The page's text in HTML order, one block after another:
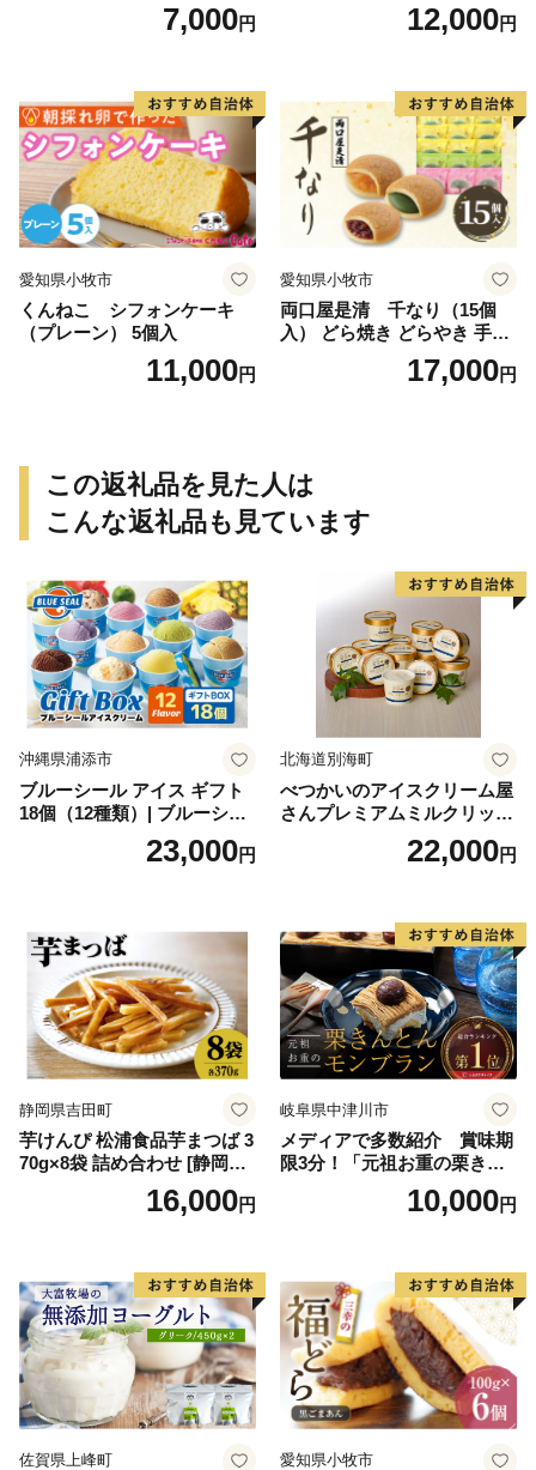
7,000円 12,000円
愛知県小牧市
くんねこ シフォンケーキ
（プレーン） 5個入
11,000円
愛知県小牧市
両口屋是清 千なり（15個
入） どら焼き どらやき 手土
産 お土産 土産 丹波大納言小
豆 抹茶 林檎 りんご 慶事 お
17,000円
この返礼品を見た人は
こんな返礼品も見ています
沖縄県浦添市
ブルーシール アイス ギフト
18個（12種類）| ブルーシー
ルアイス ブルーシールアイ
スクリーム 着日指定可能 送
誕生日 カップ 詰め合わせ バ
ラエティ | バニラ チョコレー
ト ストロベリー ピスタチオ
バニラ＆クッキー ウベ 沖縄
紅イモ 塩ちんすこう 沖縄シ
ークヮーサー 沖縄黒糖 琉球
ロイヤルミルクティ 沖縄パ
イン
23,000円
北海道別海町
べつかいのアイスクリーム屋
さんプレミアムミルクリッチ
12個（AP-01）（ 北海道アイ
ス 北海道産アイス アイス ア
道産アイス 道産アイスクリ
ーム ギフト 詰合せ 詰め合わ
せ ふるさと納税 ）
22,000円
静岡県吉田町
芋けんぴ 松浦食品芋まつば 3
70g×8袋 詰め合わせ [静岡伊
勢丹(松浦食品) 静岡県 吉田町
22424274] 芋ケンピ セット
16,000円
岐阜県中津川市
メディアで多数紹介 賞味期
限3分！「元祖お重の栗きん
とんモンブラン」 【未来の
ご褒美】スイーツ 栗 モンブ
子 菓子 F4N-2298
10,000円
佐賀県上峰町 愛知県小牧市